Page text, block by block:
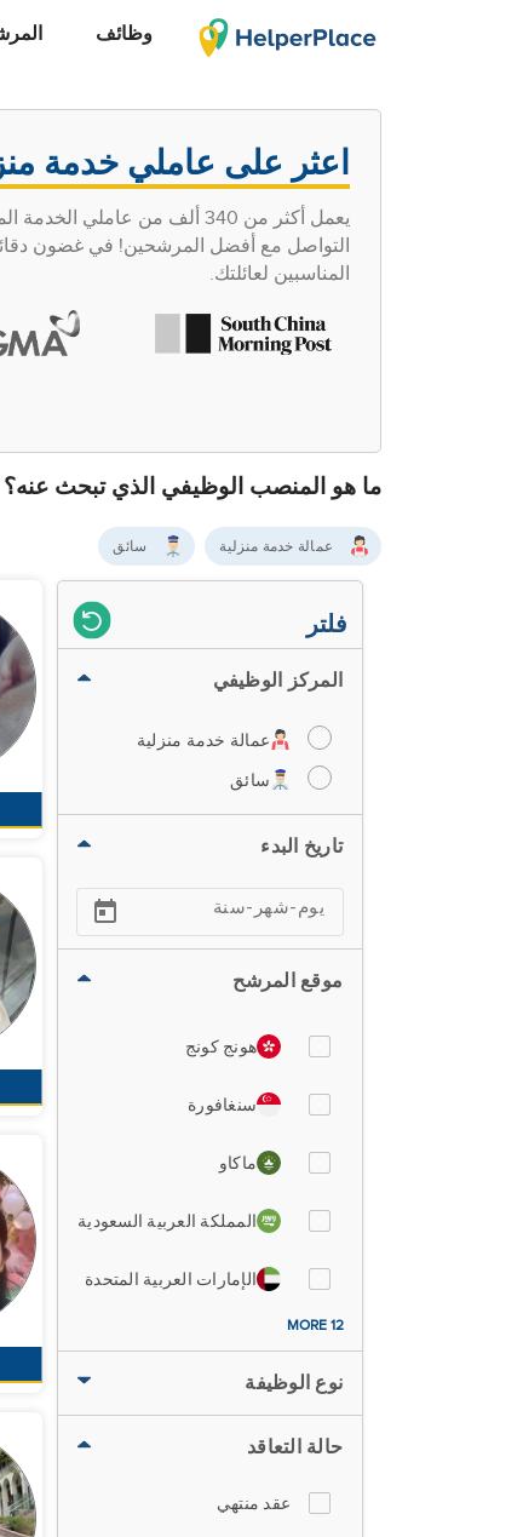
وظائف
اعثر على عاملي خدمة
يعمل أكثر من 340 ألف من
التواصل مع أفضل المرشحين! في غضون دقائق
المناسبين لعائلتك.
ما هو المنصب الوظيفي الذي تبحث عنه؟
عمالة خدمة منزلية سائق
فلتر
المركز الوظيفي
عمالة خدمة منزلية
سائق
تاريخ البدء
موقع المرشح
هونج كونج
سنغافورة
ماكاو
المملكة العربية السعودية
الإمارات العربية المتحدة
12 MORE
نوع الوظيفة
حالة التعاقد
عقد منتهي